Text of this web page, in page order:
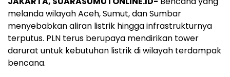
melanda wilayah Aceh, Sumut, dan Sumbar
menyebabkan aliran listrik hingga infrastrukturnya
terputus. PLN terus berupaya mendirikan tower
darurat untuk kebutuhan listrik di wilayah terdampak
bencana.